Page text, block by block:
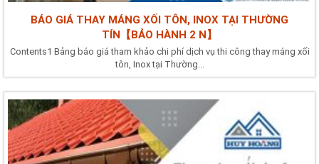
BÁO GIÁ THAY MÁNG XỐI TÔN, INOX TẠI THƯỜNG
TÍN【BẢO HÀNH 2 N】
Contents1 Bảng báo giá tham khảo chi phí dịch vụ thi công thay máng xối
tôn, Inox tại Thường...